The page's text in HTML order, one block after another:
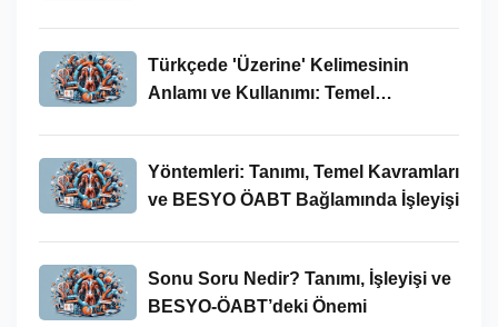
Türkçede 'Üzerine' Kelimesinin
Anlamı ve Kullanımı: Temel
Yöntemleri: Tanımı, Temel Kavramları
ve BESYO ÖABT Bağlamında İşleyişi
Sonu Soru Nedir? Tanımı, İşleyişi ve
BESYO-ÖABT’deki Önemi